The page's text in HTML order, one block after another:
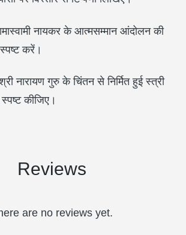
नायकर के आत्मसम्मान आंदोलन की
स्पष्ट करें।
नारायण गुरु के चिंतन से निर्मित हुई स्त्री
कीजिए।
Reviews
are no reviews yet.